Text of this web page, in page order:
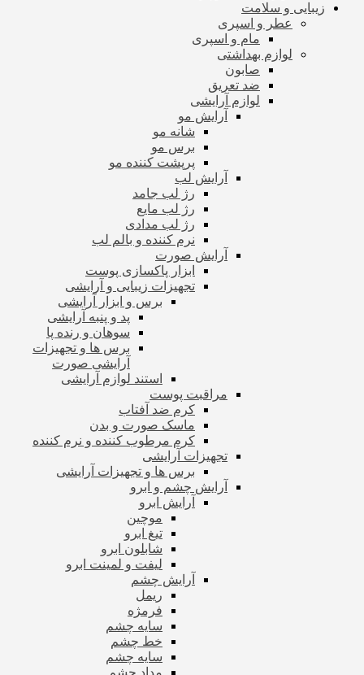
زیبایی و سلامت
عطر و اسپری
مام و اسپری
لوازم بهداشتی
صابون
ضد تعریق
لوازم آرایشی
آرایش مو
شانه مو
برس مو
پرپشت کننده مو
آرایش لب
رژ لب جامد
رژ لب مایع
رژ لب مدادی
نرم کننده و بالم لب
آرایش صورت
ابزار پاکسازی پوست
تجهیزات زیبایی و آرایشی
برس و ابزار آرایشی
پد و پنبه آرایشی
سوهان و رنده پا
برس ها و تجهیزات
آرایشی صورت
استند لوازم آرایشی
مراقبت پوست
کرم ضد آفتاب
ماسک صورت و بدن
کرم مرطوب کننده و نرم کننده
تجهیزات آرایشی
برس ها و تجهیزات آرایشی
آرایش چشم و ابرو
آرایش ابرو
موچین
تیغ ابرو
شابلون ابرو
لیفت و لمینت ابرو
آرایش چشم
ریمل
فرمژه
سایه چشم
خط چشم
سایه چشم
مداد چشم